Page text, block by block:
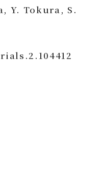
Y. Tokura, S.